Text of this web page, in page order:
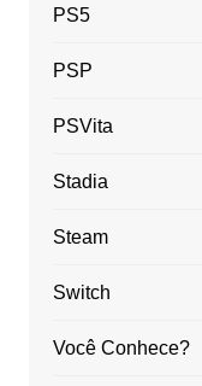
PS5
PSP
PSVita
Stadia
Steam
Switch
Você Conhece?